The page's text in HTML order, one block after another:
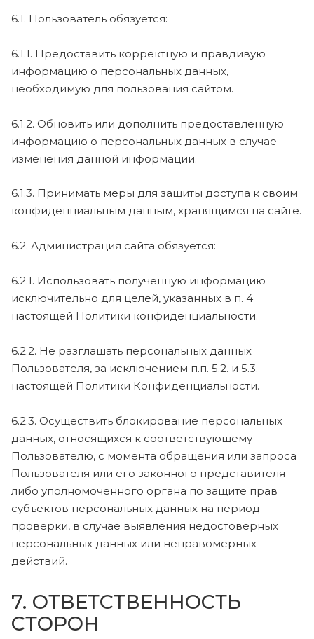
6.1. Пользователь обязуется:
6.1.1. Предоставить корректную и правдивую
информацию о персональных данных,
необходимую для пользования сайтом.
6.1.2. Обновить или дополнить предоставленную
информацию о персональных данных в случае
изменения данной информации.
6.1.3. Принимать меры для защиты доступа к своим
конфиденциальным данным, хранящимся на сайте.
6.2. Администрация сайта обязуется:
6.2.1. Использовать полученную информацию
исключительно для целей, указанных в п. 4
настоящей Политики конфиденциальности.
6.2.2. Не разглашать персональных данных
Пользователя, за исключением п.п. 5.2. и 5.3.
настоящей Политики Конфиденциальности.
6.2.3. Осуществить блокирование персональных
данных, относящихся к соответствующему
Пользователю, с момента обращения или запроса
Пользователя или его законного представителя
либо уполномоченного органа по защите прав
субъектов персональных данных на период
проверки, в случае выявления недостоверных
персональных данных или неправомерных
действий.
7. ОТВЕТСТВЕННОСТЬ
СТОРОН